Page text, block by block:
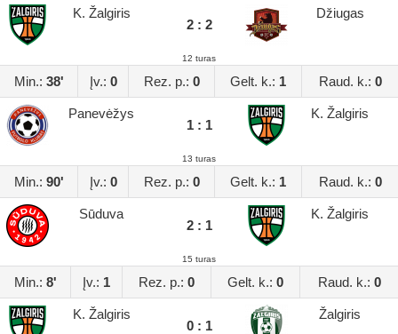
K. Žalgiris
2 : 2
Džiugas
12 turas
Min.: 38' Įv.: 0 Rez. p.: 0 Gelt. k.: 1 Raud. k.: 0
Panevėžys
1 : 1
K. Žalgiris
13 turas
Min.: 90' Įv.: 0 Rez. p.: 0 Gelt. k.: 1 Raud. k.: 0
Sūduva
2 : 1
K. Žalgiris
15 turas
Min.: 8' Įv.: 1 Rez. p.: 0 Gelt. k.: 0 Raud. k.: 0
K. Žalgiris
0 : 1
Žalgiris